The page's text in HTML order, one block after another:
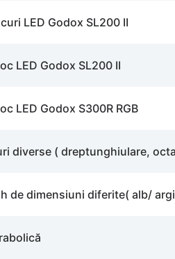
LED Godox SL200 II
LED Godox SL200 II
LED Godox S300R RGB
diverse ( dreptunghiulare,
de dimensiuni diferite( alb/